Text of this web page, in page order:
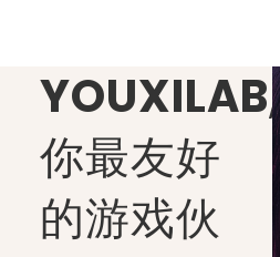
YOUXILAB,
你最友好
的游戏伙